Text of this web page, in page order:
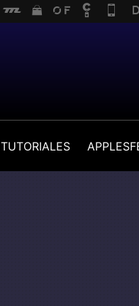
TUTORIALES